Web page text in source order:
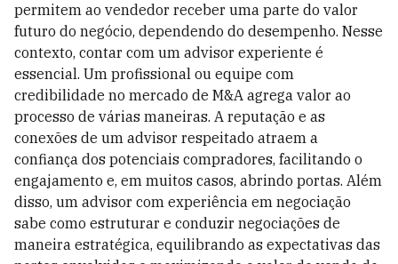
permitem ao vendedor receber uma parte do valor
futuro do negócio, dependendo do desempenho. Nesse
contexto, contar com um advisor experiente é
essencial. Um profissional ou equipe com
credibilidade no mercado de M&A agrega valor ao
processo de várias maneiras. A reputação e as
conexões de um advisor respeitado atraem a
confiança dos potenciais compradores, facilitando o
engajamento e, em muitos casos, abrindo portas. Além
disso, um advisor com experiência em negociação
sabe como estruturar e conduzir negociações de
maneira estratégica, equilibrando as expectativas das